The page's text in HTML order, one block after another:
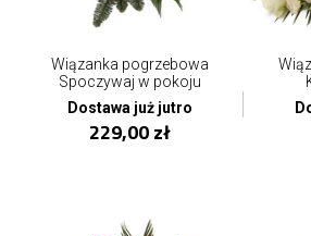
Wiązanka pogrzebowa
Spoczywaj w pokoju
Dostawa już jutro
229,00 zł